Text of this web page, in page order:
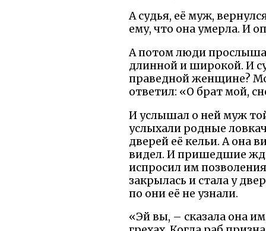
А судья, её муж,
ему, что она умерла. И
А потом люди
длинной и широкой. И
праведной женщине?
ответил: «О брат мой,
И услышал о ней муж
услыхали родные
дверей её кельи. А она
видел. И пришедшие
испросил им
закрылась и стала у
по они её не узнали.
«Эй вы, – сказала она